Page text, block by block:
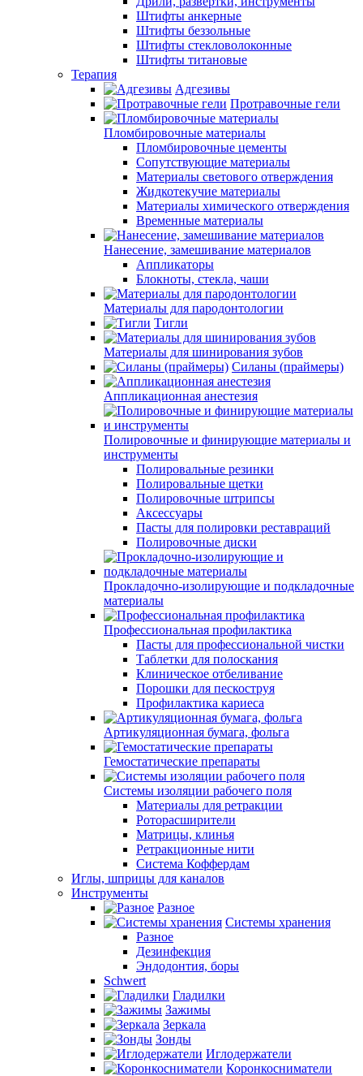
Штифты анкерные
Штифты беззольные
Штифты стекловолоконные
Штифты титановые
Терапия
Адгезивы
Протравочные гели
Пломбировочные материалы
Пломбировочные цементы
Сопутствующие материалы
Материалы светового отверждения
Жидкотекучие материалы
Материалы химического отверждения
Временные материалы
Нанесение, замешивание материалов
Аппликаторы
Блокноты, стекла, чаши
Материалы для пародонтологии
Тигли
Материалы для шинирования зубов
Силаны (праймеры)
Аппликационная анестезия
Полировочные и финирующие материалы и
инструменты
Полировальные резинки
Полировальные щетки
Полировочные штрипсы
Аксессуары
Пасты для полировки реставраций
Полировочные диски
Прокладочно-изолирующие и подкладочные
материалы
Профессиональная профилактика
Пасты для профессиональной чистки
Таблетки для полоскания
Клиническое отбеливание
Порошки для пескоструя
Профилактика кариеса
Артикуляционная бумага, фольга
Гемостатические препараты
Системы изоляции рабочего поля
Материалы для ретракции
Роторасширители
Матрицы, клинья
Ретракционные нити
Система Коффердам
Иглы, шприцы для каналов
Инструменты
Разное
Системы хранения
Разное
Дезинфекция
Эндодонтия, боры
Schwert
Гладилки
Зажимы
Зеркала
Зонды
Иглодержатели
Коронкосниматели